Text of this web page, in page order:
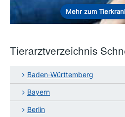
Mehr zum
Tierarztverzeichnis
Baden-Württemberg
Bayern
Berlin